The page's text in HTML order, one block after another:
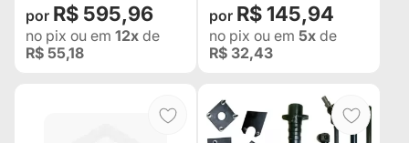
R$ 595,96
no pix ou em 12x de
R$ 55,18
R$ 145,94
no pix ou em 5x de
R$ 32,43